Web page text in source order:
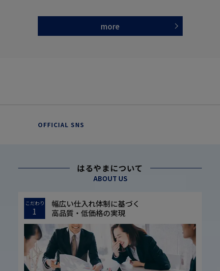
more
OFFICIAL SNS
はるやまについて
ABOUT US
こだわり
1
幅広い仕入れ体制に基づく
高品質・低価格の実現